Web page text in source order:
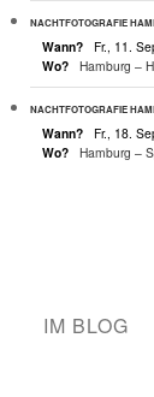
NACHTFOTOGRAFIE
Wann?
Fr., 11.
Wo?
Hamburg –
NACHTFOTOGRAFIE
Wann?
Fr., 18.
Wo?
Hamburg –
IM BLOG